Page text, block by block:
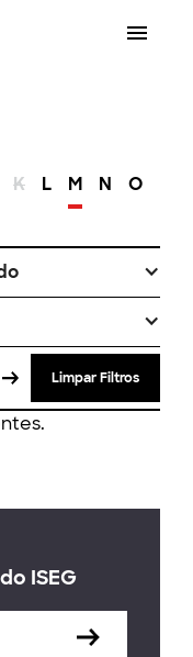
K L M N O
Limpar Filtros
ISEG